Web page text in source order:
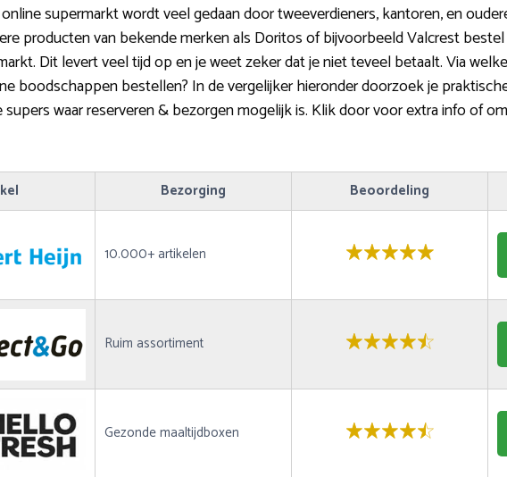
supermarkt wordt veel gedaan door tweeverdieners, kantoren, en
producten van bekende merken als Doritos of bijvoorbeeld Valcrest
Dit levert veel tijd op en je weet zeker dat je niet teveel betaalt. Via
boodschappen bestellen? In de vergelijker hieronder doorzoek je
waar reserveren & bezorgen mogelijk is. Klik door voor extra info of
Bezorging Beoordeling
10.000+ artikelen
Ruim assortiment
Gezonde maaltijdboxen